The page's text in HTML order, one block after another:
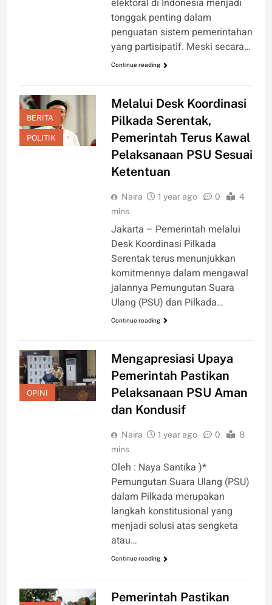
elektoral di Indonesia menjadi
tonggak penting dalam
penguatan sistem pemerintahan
yang partisipatif. Meski secara…
Continue reading
BERITA
POLITIK
Melalui Desk Koordinasi
Pilkada Serentak,
Pemerintah Terus Kawal
Pelaksanaan PSU Sesuai
Ketentuan
Naira 1 year ago 0
4
mins
Jakarta – Pemerintah melalui
Desk Koordinasi Pilkada
Serentak terus menunjukkan
komitmennya dalam mengawal
jalannya Pemungutan Suara
Ulang (PSU) dan Pilkada…
Continue reading
OPINI
Mengapresiasi Upaya
Pemerintah Pastikan
Pelaksanaan PSU Aman
dan Kondusif
Naira 1 year ago 0
8
mins
Oleh : Naya Santika )*
Pemungutan Suara Ulang (PSU)
dalam Pilkada merupakan
langkah konstitusional yang
menjadi solusi atas sengketa
atau…
Continue reading
Pemerintah Pastikan